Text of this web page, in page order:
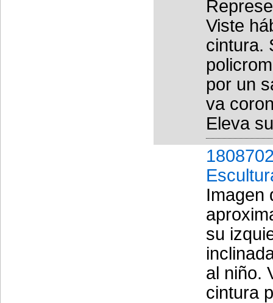
Viste
cintura.
por un
va
Eleva
Imagen
su
al niño.
cintura